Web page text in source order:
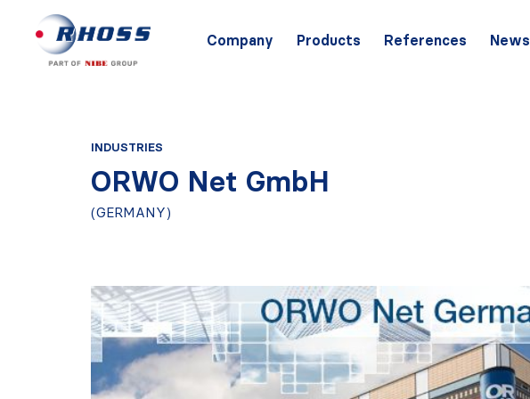
Company Products References News
INDUSTRIES
ORWO Net GmbH
(GERMANY)